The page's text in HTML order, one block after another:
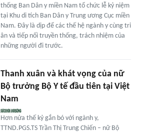
thống Ban Dân y miền Nam tổ chức lễ kỷ niệm
tại Khu di tích Ban Dân y Trung ương Cục miền
Nam. Đây là dịp để các thế hệ ngành y cùng tri
ân và tiếp nối truyền thống, trách nhiệm của
những người đi trước.
Thanh xuân và khát vọng của nữ
Bộ trưởng Bộ Y tế đầu tiên tại Việt
Nam
Hơn nửa thế kỷ gắn bó với ngành y,
TTND.PGS.TS Trần Thị Trung Chiến – nữ Bộ